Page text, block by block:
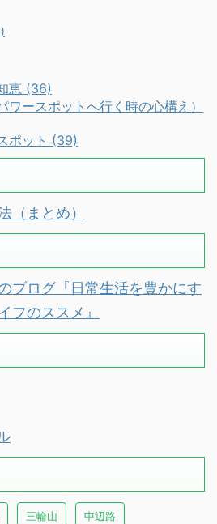
恵 (36)
ースポットへ行く時の心構え）
ポット (39)
（まとめ）
ブログ『日常生活を豊かにす
フのススメ』
三輪山 中辺路